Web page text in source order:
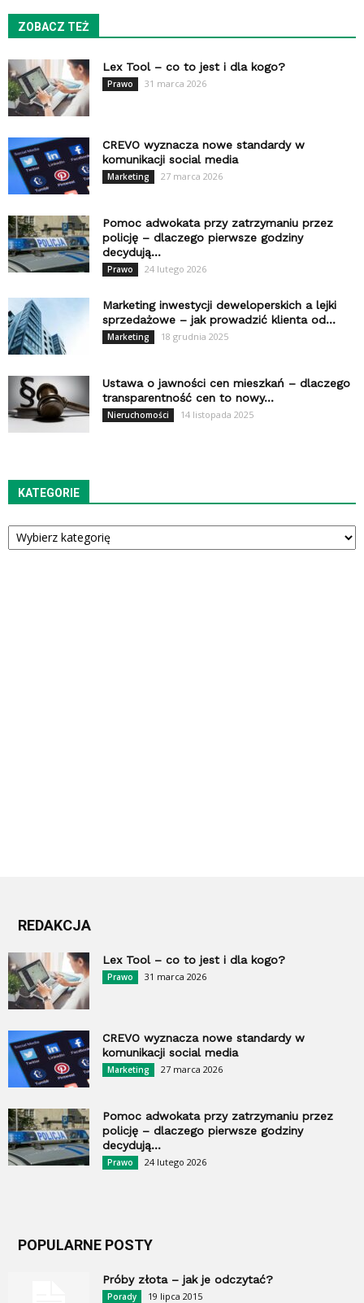
ZOBACZ TEŻ
Lex Tool – co to jest i dla kogo?
Prawo 31 marca 2026
CREVO wyznacza nowe standardy w
komunikacji social media
Marketing 27 marca 2026
Pomoc adwokata przy zatrzymaniu przez
policję – dlaczego pierwsze godziny
decydują...
Prawo 24 lutego 2026
Marketing inwestycji deweloperskich a lejki
sprzedażowe – jak prowadzić klienta od...
Marketing 18 grudnia 2025
Ustawa o jawności cen mieszkań – dlaczego
transparentność cen to nowy...
Nieruchomości 14 listopada 2025
KATEGORIE
Kategorie
REDAKCJA
Lex Tool – co to jest i dla kogo?
Prawo 31 marca 2026
CREVO wyznacza nowe standardy w
komunikacji social media
Marketing 27 marca 2026
Pomoc adwokata przy zatrzymaniu przez
policję – dlaczego pierwsze godziny
decydują...
Prawo 24 lutego 2026
POPULARNE POSTY
Próby złota – jak je odczytać?
Porady 19 lipca 2015